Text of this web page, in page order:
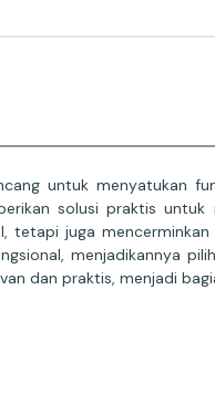
untuk menyatukan
solusi praktis
juga
menjadikannya
dan praktis, menjadi